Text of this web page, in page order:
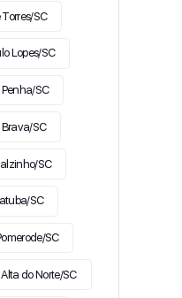
SC
Lopes/SC
Penha/SC
SC
SC
SC
SC
do Norte/SC